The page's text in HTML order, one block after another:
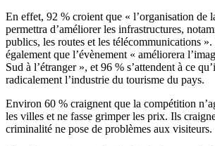
En effet, 92 % croient que « l’organisation de
permettra d’améliorer les infrastructures,
publics, les routes et les télécommunications
également que l’évènement « améliorera
Sud à l’étranger », et 96 % s’attendent à ce
radicalement l’industrie du tourisme du pays.
Environ 60 % craignent que la compétition
les villes et ne fasse grimper les prix. Ils
criminalité ne pose de problèmes aux visiteurs.